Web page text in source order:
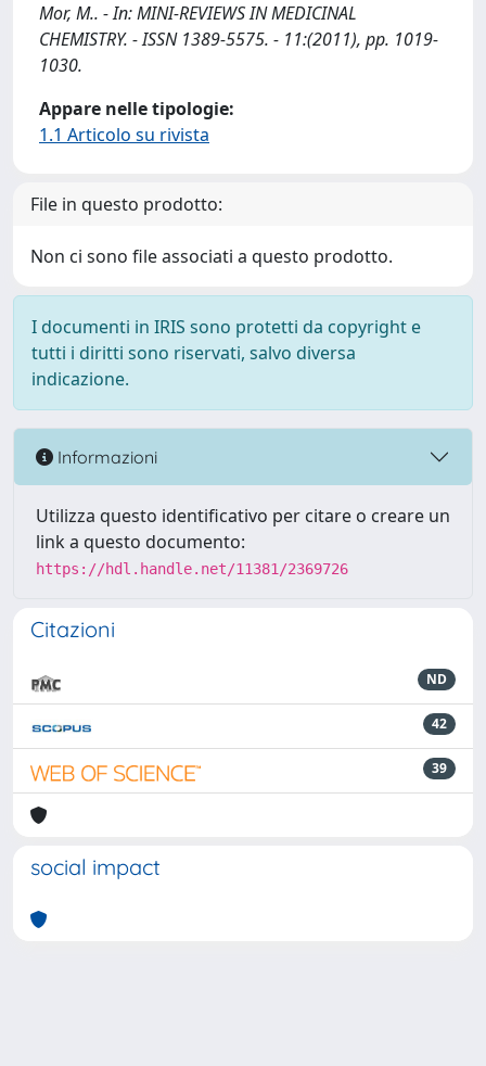
Mor, M.. - In: MINI-REVIEWS IN MEDICINAL
CHEMISTRY. - ISSN 1389-5575. - 11:(2011), pp. 1019-
1030.
Appare nelle tipologie:
1.1 Articolo su rivista
File in questo prodotto:
Non ci sono file associati a questo prodotto.
I documenti in IRIS sono protetti da copyright e
tutti i diritti sono riservati, salvo diversa
indicazione.
Informazioni
Utilizza questo identificativo per citare o creare un
link a questo documento:
https://hdl.handle.net/11381/2369726
Citazioni
ND
42
39
social impact